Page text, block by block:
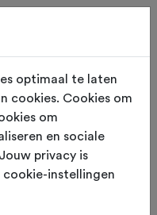
voor de nieuwe
optimaal te laten
cookies. Cookies om
om
en sociale
privacy is
cookie-instellingen